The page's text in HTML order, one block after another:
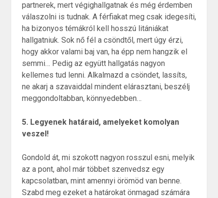
partnerek, mert végighallgatnak és még érdemben
válaszolni is tudnak. A férfiakat meg csak idegesíti,
ha bizonyos témákról kell hosszú litániákat
hallgatniuk. Sok nő fél a csöndtől, mert úgy érzi,
hogy akkor valami baj van, ha épp nem hangzik el
semmi… Pedig az együtt hallgatás nagyon
kellemes tud lenni. Alkalmazd a csöndet, lassíts,
ne akarj a szavaiddal mindent elárasztani, beszélj
meggondoltabban, könnyedebben…
5. Legyenek határaid, amelyeket komolyan
veszel!
Gondold át, mi szokott nagyon rosszul esni, melyik
az a pont, ahol már többet szenvedsz egy
kapcsolatban, mint amennyi örömöd van benne.
Szabd meg ezeket a határokat önmagad számára